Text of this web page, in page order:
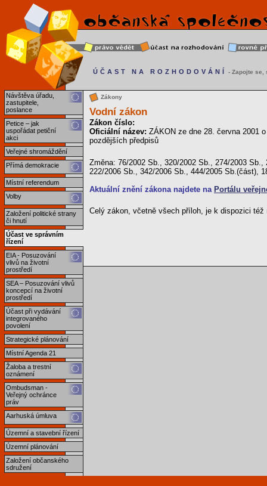
Návštěva úřadu,
zastupitele,
poslance
Petice – jak
uspořádat petiční
akci
Veřejné shromáždění
Přímá demokracie
Místní referendum
Volby
Založení politické strany
či hnutí
Účast ve správním
řízení
EIA - Posuzování
vlivů na životní
prostředí
SEA – Posuzování vlivů
koncepcí na životní
prostředí
Účast při vydávání
integrovaného
povolení
Strategické plánování
Místní Agenda 21
Žaloba a trestní
oznámení
Ombudsman -
Veřejný ochránce
práv
Aarhuská úmluva
Územní a stavební řízení
Územní plánování
Založení občanského
sdružení
ÚČAST NA ROZHODOVÁNÍ - Zapojte se,
Zákony
Vodní zákon
Zákon číslo:
Oficiální název: ZÁKON ze dne 28. června 2001
pozdějších předpisů
Změna: 76/2002 Sb., 320/2002 Sb., 274/2003
222/2006 Sb., 342/2006 Sb., 444/2005 Sb.(část),
Aktuální znění zákona najdete na Portálu
Celý zákon, včetně všech příloh, je k dispozici